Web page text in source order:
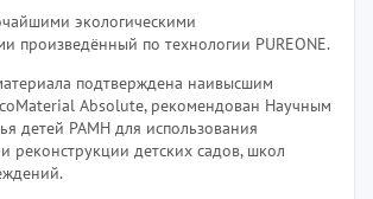
экологическими
произведённый по технологии PUREONE.
подтверждена наивысшим
Absolute, рекомендован Научным
детей РАМН для использования
и реконструкции детских садов, школ